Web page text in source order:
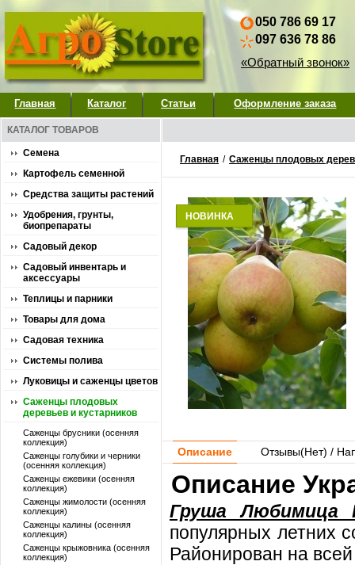
050 786 69 17
097 636 78 86
«Обратный звонок»
Главная Каталог Статьи Оформление заказа
КАТАЛОГ ТОВАРОВ
Семена
Картофель семенной
Средства защиты растений
Удобрения, грунты,
биопрепараты
Садовый декор
Садовый инвентарь и
аксессуары
Теплицы и парники
Товары для дома
Садовая техника
Системы полива
Луковицы и саженцы цветов
Саженцы плодовых
деревьев и кустарников
Саженцы брусники (осенняя
коллекция)
Саженцы голубики и черники
(осенняя коллекция)
Саженцы ежевики (осенняя
коллекция)
Саженцы жимолости (осенняя
коллекция)
Саженцы калины (осенняя
коллекция)
Саженцы крыжовника (осенняя
коллекция)
Главная / Саженцы плодовых
НОВИНКА
Описание Отзывы(Нет) /
Описание
Груша Любимица
популярных летних
Районирован на